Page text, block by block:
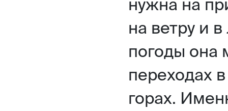
нужна на
на ветру и
погоды она
переходах
горах.